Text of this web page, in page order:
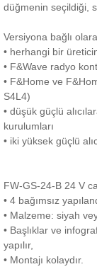
düğmenin seçildiği,
Versiyona bağlı
• herhangi bir
• F&Wave radyo
• F&Home ve
S4L4)
• düşük güçlü
kurulumları
• iki yüksek güçlü
FW-GS-24-B 24 V
• 4 bağımsız
• Malzeme: siyah
• Başlıklar ve
yapılır,
• Montajı kolaydır.